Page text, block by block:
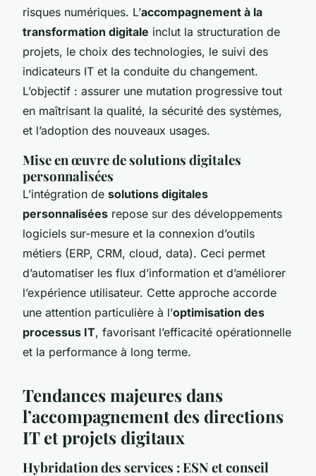
risques numériques. L’accompagnement à la
transformation digitale inclut la structuration de
projets, le choix des technologies, le suivi des
indicateurs IT et la conduite du changement.
L’objectif : assurer une mutation progressive tout
en maîtrisant la qualité, la sécurité des systèmes,
et l’adoption des nouveaux usages.
Mise en œuvre de solutions digitales
personnalisées
L’intégration de solutions digitales
personnalisées repose sur des développements
logiciels sur-mesure et la connexion d’outils
métiers (ERP, CRM, cloud, data). Ceci permet
d’automatiser les flux d’information et d’améliorer
l’expérience utilisateur. Cette approche accorde
une attention particulière à l’optimisation des
processus IT, favorisant l’efficacité opérationnelle
et la performance à long terme.
Tendances majeures dans
l’accompagnement des directions
IT et projets digitaux
Hybridation des services : ESN et conseil